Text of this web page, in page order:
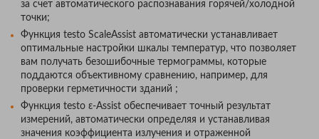
за счет автоматического распознавания горячей/холодной
точки;
Функция testo ScaleAssist автоматически устанавливает
оптимальные настройки шкалы температур, что позволяет
вам получать безошибочные термограммы, которые
поддаются объективному сравнению, например, для
проверки герметичности зданий ;
Функция testo ɛ-Assist обеспечивает точный результат
измерений, автоматически определяя и устанавливая
значения коэффициента излучения и отраженной